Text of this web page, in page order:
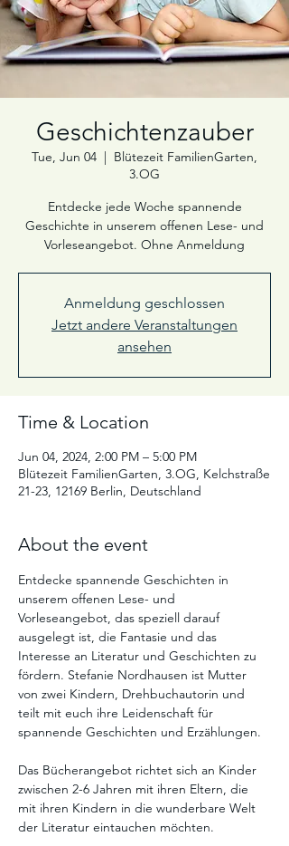
Geschichtenzauber
Tue, Jun 04
  |
Blütezeit FamilienGarten,
3.OG
Entdecke jede Woche spannende
Geschichte in unserem offenen Lese- und
Vorleseangebot. Ohne Anmeldung
Anmeldung geschlossen
Jetzt andere Veranstaltungen
ansehen
Time & Location
Jun 04, 2024, 2:00 PM – 5:00 PM
Blütezeit FamilienGarten, 3.OG, Kelchstraße
21-23, 12169 Berlin, Deutschland
About the event
Entdecke spannende Geschichten in
unserem offenen Lese- und
Vorleseangebot, das speziell darauf
ausgelegt ist, die Fantasie und das
Interesse an Literatur und Geschichten zu
fördern. Stefanie Nordhausen ist Mutter
von zwei Kindern, Drehbuchautorin und
teilt mit euch ihre Leidenschaft für
spannende Geschichten und Erzählungen.
Das Bücherangebot richtet sich an Kinder
zwischen 2-6 Jahren mit ihren Eltern, die
mit ihren Kindern in die wunderbare Welt
der Literatur eintauchen möchten.